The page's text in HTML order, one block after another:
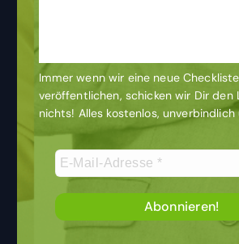
Laufenden
Immer wenn wir eine neue Checkliste
veröffentlichen, schicken wir Dir den
nichts! Alles kostenlos,